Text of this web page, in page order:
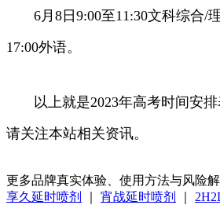
6月8日9:00至11:30文科综合/
17:00外语。
以上就是2023年高考时间安排
请关注本站相关资讯。
更多品牌真实体验、使用方法与风险
享久延时喷剂
宵战延时喷剂